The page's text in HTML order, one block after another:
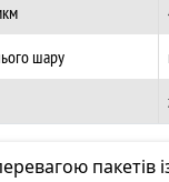
шару
пакетів